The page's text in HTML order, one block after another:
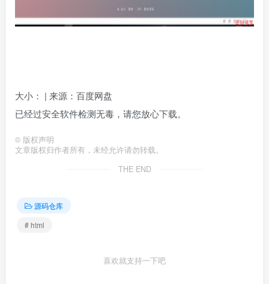
大小： | 来源：百度网盘
已经过安全软件检测无毒，请您放心下载。
© 版权声明
文章版权归作者所有，未经允许请勿转载。
THE END
源码仓库
# html
喜欢就支持一下吧